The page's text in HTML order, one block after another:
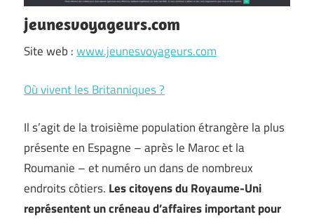
jeunesvoyageurs.com
Site web :www.jeunesvoyageurs.com
Où vivent les Britanniques ?
Il s’agit de la troisième population étrangère la plus
présente en Espagne – après le Maroc et la
Roumanie – et numéro un dans de nombreux
endroits côtiers. Les citoyens du Royaume-Uni
représentent un créneau d’affaires important pour